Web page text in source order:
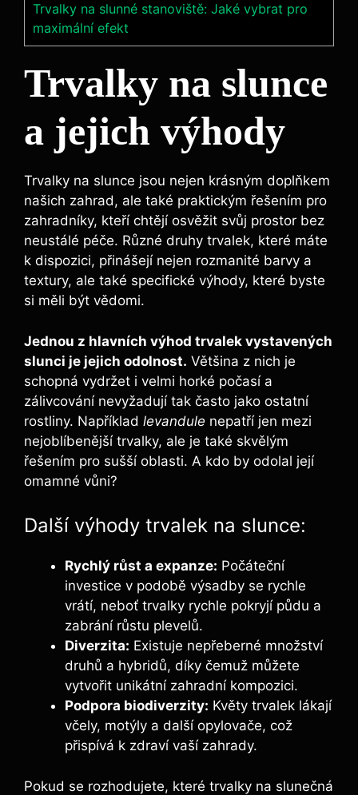
Trvalky na slunné stanoviště: Jaké vybrat pro
maximální efekt
Trvalky na slunce
a jejich výhody
Trvalky na slunce jsou nejen krásným doplňkem
našich zahrad, ale také praktickým řešením pro
zahradníky, kteří chtějí osvěžit svůj prostor bez
neustálé péče. Různé druhy trvalek, které máte
k dispozici, přinášejí nejen rozmanité barvy a
textury, ale také specifické výhody, které byste
si měli být vědomi.
Jednou z hlavních výhod trvalek vystavených
slunci je jejich odolnost. Většina z nich je
schopná vydržet i velmi horké počasí a
zálivcování nevyžadují tak často jako ostatní
rostliny. Například levandule nepatří jen mezi
nejoblíbenější trvalky, ale je také skvělým
řešením pro sušší oblasti. A kdo by odolal její
omamné vůni?
Další výhody trvalek na slunce:
Rychlý růst a expanze: Počáteční
investice v podobě výsadby se rychle
vrátí, neboť trvalky rychle pokryjí půdu a
zabrání růstu plevelů.
Diverzita: Existuje nepřeberné množství
druhů a hybridů, díky čemuž můžete
vytvořit unikátní zahradní kompozici.
Podpora biodiverzity: Květy trvalek lákají
včely, motýly a další opylovače, což
přispívá k zdraví vaší zahrady.
Pokud se rozhodujete, které trvalky na slunečná